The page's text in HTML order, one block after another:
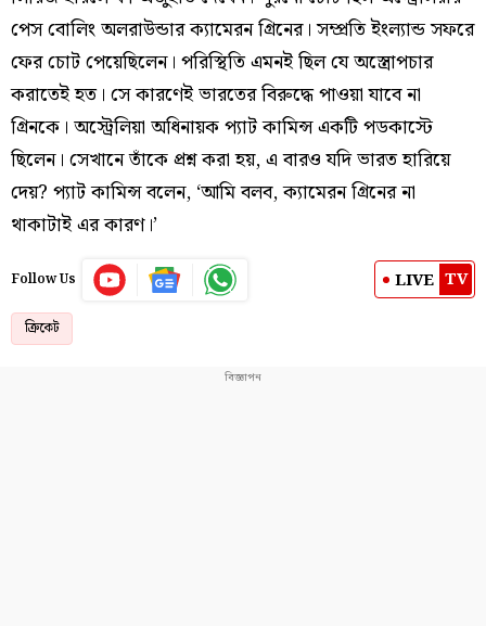
পেস বোলিং অলরাউন্ডার ক্যামেরন গ্রিনের। সম্প্রতি ইংল্যান্ড সফরে
ফের চোট পেয়েছিলেন। পরিস্থিতি এমনই ছিল যে অস্ত্রোপচার
করাতেই হত। সে কারণেই ভারতের বিরুদ্ধে পাওয়া যাবে না
গ্রিনকে। অস্ট্রেলিয়া অধিনায়ক প্যাট কামিন্স একটি পডকাস্টে
ছিলেন। সেখানে তাঁকে প্রশ্ন করা হয়, এ বারও যদি ভারত হারিয়ে
দেয়? প্যাট কামিন্স বলেন, ‘আমি বলব, ক্যামেরন গ্রিনের না
থাকাটাই এর কারণ।’
Follow Us LIVE TV
ক্রিকেট